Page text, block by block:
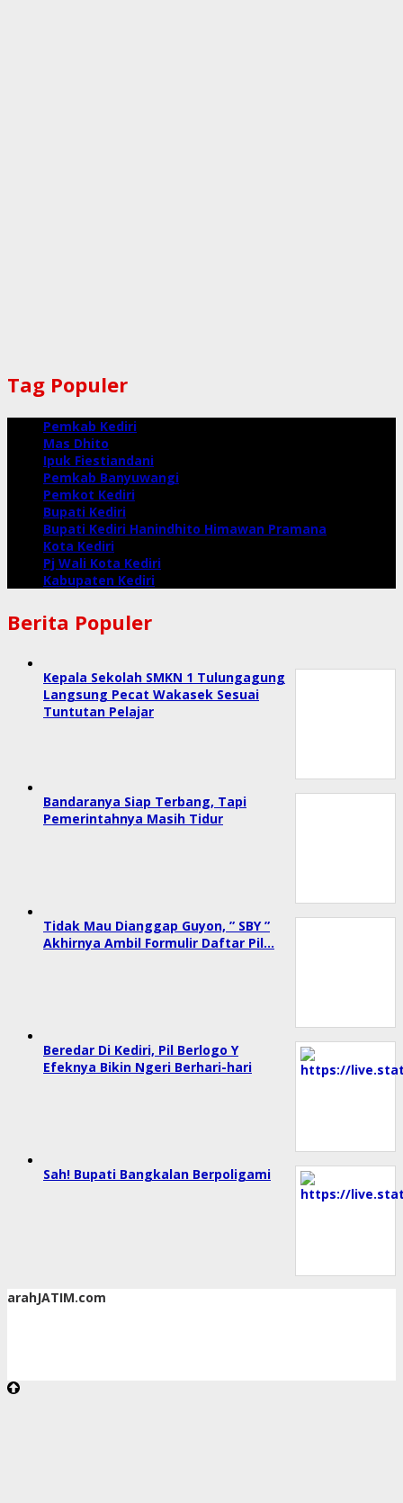
Tag Populer
Pemkab Kediri
Mas Dhito
Ipuk Fiestiandani
Pemkab Banyuwangi
Pemkot Kediri
Bupati Kediri
Bupati Kediri Hanindhito Himawan Pramana
Kota Kediri
Pj Wali Kota Kediri
Kabupaten Kediri
Berita Populer
Kepala Sekolah SMKN 1 Tulungagung
Langsung Pecat Wakasek Sesuai
Tuntutan Pelajar
Bandaranya Siap Terbang, Tapi
Pemerintahnya Masih Tidur
Tidak Mau Dianggap Guyon, ” SBY ”
Akhirnya Ambil Formulir Daftar Pil…
Beredar Di Kediri, Pil Berlogo Y
Efeknya Bikin Ngeri Berhari-hari
Sah! Bupati Bangkalan Berpoligami
arahJATIM.com